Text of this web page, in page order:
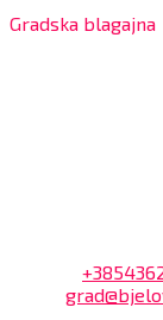
Gradska blagajna